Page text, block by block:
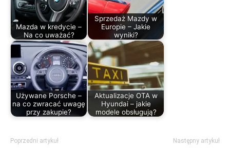
Mazda w kredycie –
Na co uważać?
Sprzedaż Mazdy w
Europie – Jakie
wyniki?
Używane Porsche –
na co zwracać uwagę
przy zakupie?
Aktualizacje OTA w
Hyundai – jakie
modele obsługują?
Poprzedni artykuł Następny artykuł